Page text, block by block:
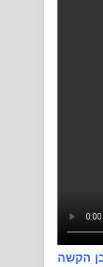
הקשה